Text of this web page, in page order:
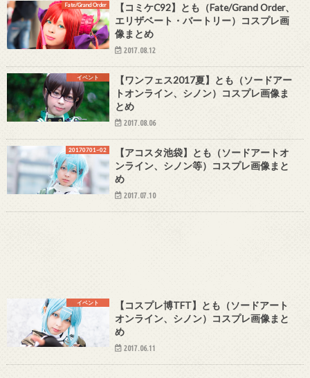
Fate/Grand Order
【コミケC92】とも（Fate/Grand Order、
エリザベート・バートリー）コスプレ画
像まとめ
2017.08.12
イベント
【ワンフェス2017夏】とも（ソードアー
トオンライン、シノン）コスプレ画像ま
とめ
2017.08.06
20170701~02
【アコスタ池袋】とも（ソードアートオ
ンライン、シノン等）コスプレ画像まと
め
2017.07.10
イベント
【コスプレ博TFT】とも（ソードアート
オンライン、シノン）コスプレ画像まと
め
2017.06.11